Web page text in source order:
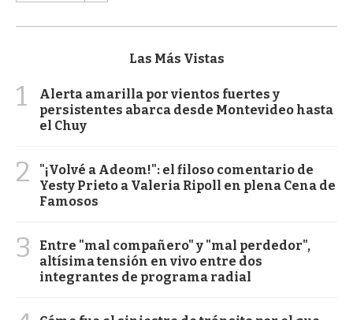
Las Más Vistas
1
Alerta amarilla por vientos fuertes y
persistentes abarca desde Montevideo hasta
el Chuy
2
"¡Volvé a Adeom!": el filoso comentario de
Yesty Prieto a Valeria Ripoll en plena Cena de
Famosos
3
Entre "mal compañero" y "mal perdedor",
altísima tensión en vivo entre dos
integrantes de programa radial